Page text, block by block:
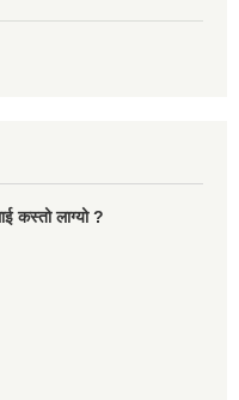
कस्तो लाग्यो ?